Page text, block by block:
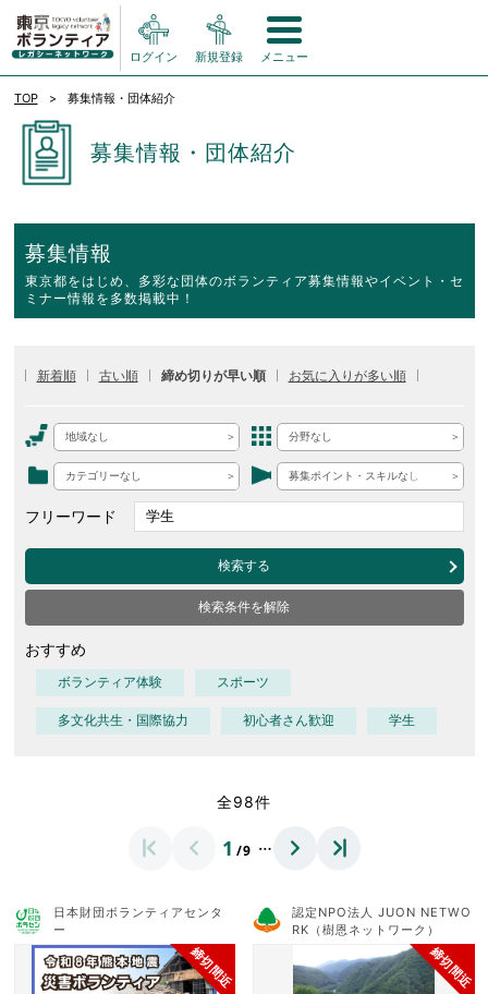
ログイン 新規登録 メニュー
TOP 募集情報・団体紹介
募集情報・団体紹介
募集情報
東京都をはじめ、多彩な団体のボランティア募集情報やイベント・セ
ミナー情報を多数掲載中！
新着順 古い順 締め切りが早い順 お気に入りが多い順
地域なし 分野なし
カテゴリーなし 募集ポイント・スキルなし
フリーワード
検索する
検索条件を解除
おすすめ
ボランティア体験 スポーツ
多文化共生・国際協力 初心者さん歓迎 学生
全98件
1 /9 …
日本財団ボランティアセンタ
ー
締切間近
認定NPO法人 JUON NETWO
RK（樹恩ネットワーク）
締切間近